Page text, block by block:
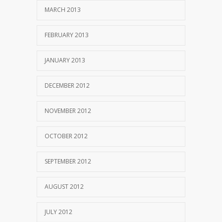
MARCH 2013
FEBRUARY 2013
JANUARY 2013
DECEMBER 2012
NOVEMBER 2012
OCTOBER 2012
SEPTEMBER 2012
AUGUST 2012
JULY 2012